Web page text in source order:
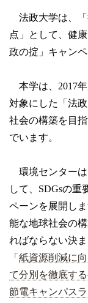
法政大学は、「
点」として、健
政の掟」キャン
本学は、 2017
対象にした「法
社会の構築を目
でいます。
環境センターは
して、 SDGsの重
ペーンを展開し
能な地球社会の
ればならない決
「 紙資源削減に
て分別を徹底す
節電キャンパス